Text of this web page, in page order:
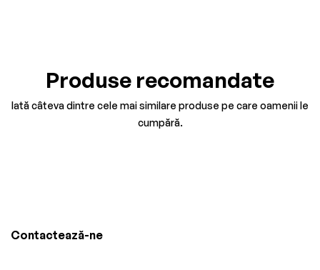
Produse recomandate
Iată câteva dintre cele mai similare produse pe care oamenii le
cumpără.
Contactează-ne